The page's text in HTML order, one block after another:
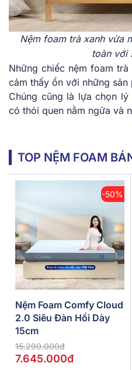
Nệm foam trà xanh vừa
toàn với
Những chiếc nệm foam
cảm thấy ổn với những
Chúng cũng là lựa chọn
có thói quen nằm ngửa và
TOP NỆM FOAM
-50%
Nệm Foam Comfy Cloud
2.0 Siêu Đàn Hồi Dày
15cm
15.290.000đ
7.645.000đ